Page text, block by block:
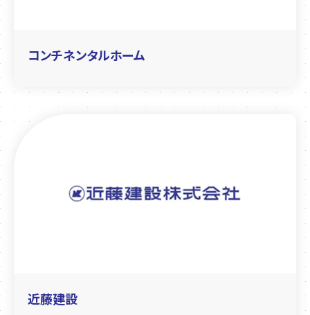
コンチネンタルホーム
近藤建設